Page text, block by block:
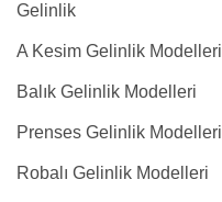
Gelinlik
A Kesim Gelinlik Modelleri
Balık Gelinlik Modelleri
Prenses Gelinlik Modelleri
Robalı Gelinlik Modelleri